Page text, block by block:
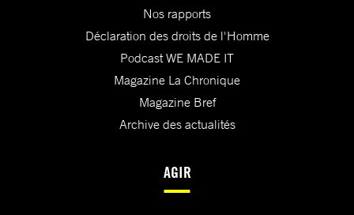
Nos rapports
Déclaration des droits de l'Homme
Podcast WE MADE IT
Magazine La Chronique
Magazine Bref
Archive des actualités
AGIR